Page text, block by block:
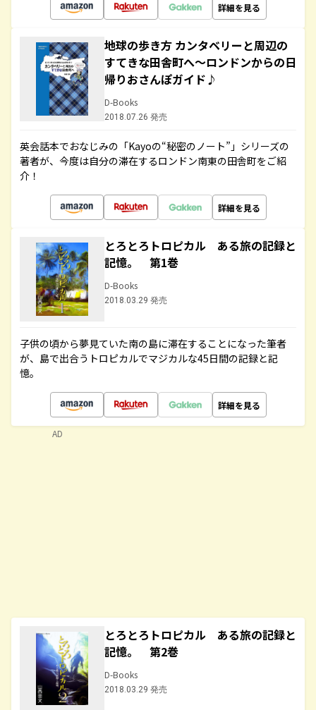
詳細を見る
地球の歩き方 カンタベリーと周辺の
すてきな田舎町へ～ロンドンからの日
帰りおさんぽガイド♪
D-Books
2018.07.26 発売
英会話本でおなじみの「Kayoの“秘密のノート”」シリーズの
著者が、今度は自分の滞在するロンドン南東の田舎町をご紹
介！
詳細を見る
とろとろトロピカル ある旅の記録と
記憶。 第1巻
D-Books
2018.03.29 発売
子供の頃から夢見ていた南の島に滞在することになった筆者
が、島で出合うトロピカルでマジカルな45日間の記録と記
憶。
詳細を見る
とろとろトロピカル ある旅の記録と
記憶。 第2巻
D-Books
2018.03.29 発売
AD